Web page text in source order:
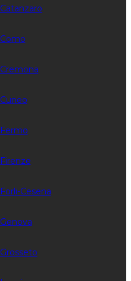
Catanzaro
Como
Cremona
Cuneo
Fermo
Firenze
Forli-Cesena
Genova
Grosseto